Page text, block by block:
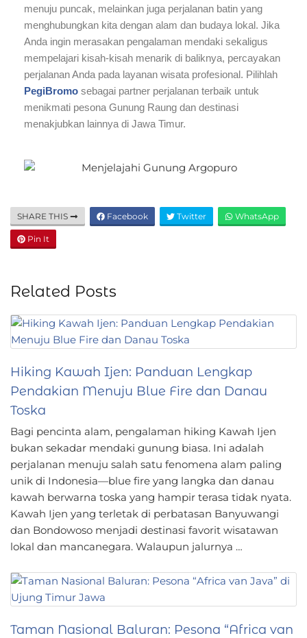
menuju puncak, melainkan juga perjalanan batin yang
menghubungkan kita dengan alam dan budaya lokal. Jika
Anda ingin merasakan pengalaman mendaki sekaligus
mempelajari kisah-kisah menarik di baliknya, percayakan
perjalanan Anda pada layanan wisata profesional. Pilihlah
PegiBromo sebagai partner perjalanan terbaik untuk
menikmati pesona Gunung Raung dan destinasi
menakjubkan lainnya di Jawa Timur.
SHARE THIS Facebook Twitter WhatsApp
Pin It
Related Posts
Hiking Kawah Ijen: Panduan Lengkap
Pendakian Menuju Blue Fire dan Danau
Toska
Bagi pencinta alam, pengalaman hiking Kawah Ijen
bukan sekadar mendaki gunung biasa. Ini adalah
perjalanan menuju salah satu fenomena alam paling
unik di Indonesia—blue fire yang langka dan danau
kawah berwarna toska yang hampir terasa tidak nyata.
Kawah Ijen yang terletak di perbatasan Banyuwangi
dan Bondowoso menjadi destinasi favorit wisatawan
lokal dan mancanegara. Walaupun jalurnya …
Taman Nasional Baluran: Pesona “Africa van